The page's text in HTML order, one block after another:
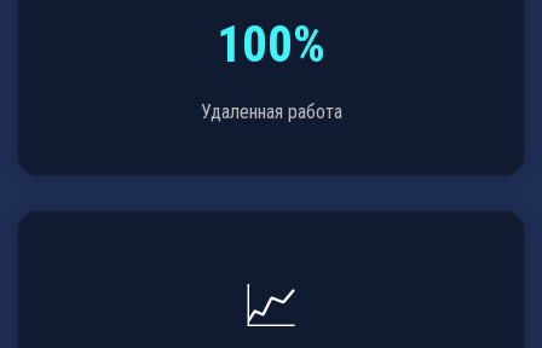
100%
Удаленная работа
📈